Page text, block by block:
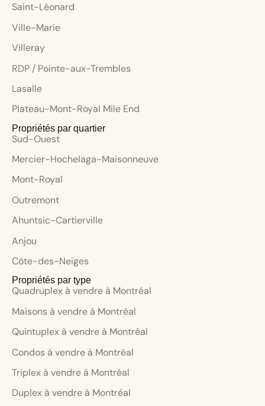
Propriétés par type
Quadruplex à vendre à Montréal
Maisons à vendre à Montréal
Quintuplex à vendre à Montréal
Condos à vendre à Montréal
Triplex à vendre à Montréal
Duplex à vendre à Montréal
Saint-Léonard
Ville-Marie
Villeray
RDP / Pointe-aux-Trembles
Lasalle
Plateau-Mont-Royal Mile End
Propriétés par quartier
Sud-Ouest
Mercier-Hochelaga-Maisonneuve
Mont-Royal
Outremont
Ahuntsic-Cartierville
Anjou
Côte-des-Neiges